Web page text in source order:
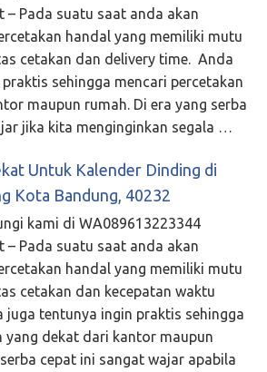
– Pada suatu saat anda akan
handal yang memiliki mutu
cetakan dan delivery time. Anda
sehingga mencari percetakan
maupun rumah. Di era yang serba
jika kita menginginkan segala …
Untuk Kalender Dinding di
Kota Bandung, 40232
kami di WA089613223344
– Pada suatu saat anda akan
handal yang memiliki mutu
cetakan dan kecepatan waktu
juga tentunya ingin praktis sehingga
yang dekat dari kantor maupun
cepat ini sangat wajar apabila